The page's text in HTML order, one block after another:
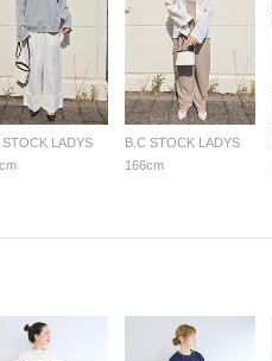
STOCK LADYS
B.C STOCK LADYS
166cm